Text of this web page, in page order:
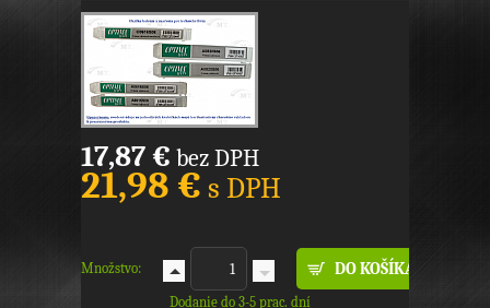
17,87 € bez DPH
21,98 € s DPH
Množstvo:
Dodanie do 3-5 prac. dní